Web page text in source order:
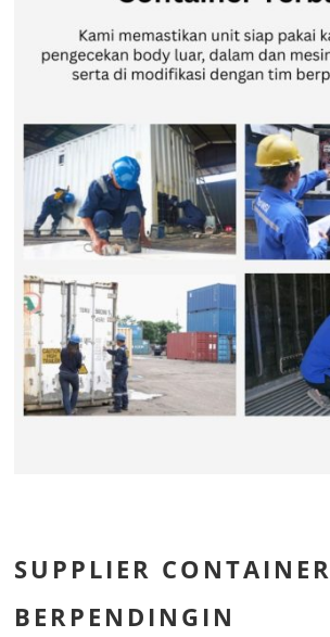
SUPPLIER CONTAINER
BERPENDINGIN